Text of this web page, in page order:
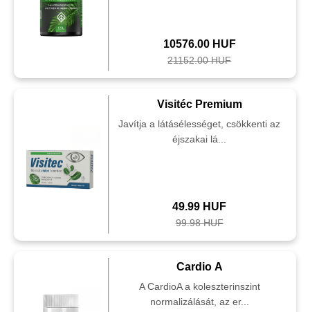
10576.00 HUF
21152.00 HUF
Visitéc Premium
Javítja a látásélességet, csökkenti az
éjszakai lá...
49.99 HUF
99.98 HUF
Cardio A
A CardioA a koleszterinszint
normalizálását, az er...